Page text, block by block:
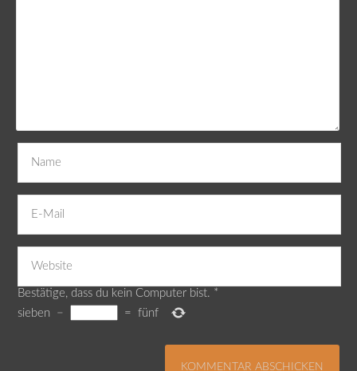
Bestätige, dass du kein Computer bist. *
sieben
− = fünf